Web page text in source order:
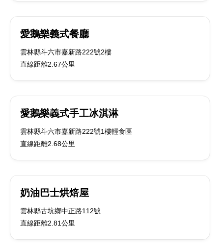
愛鵝樂義式餐廳
雲林縣斗六市嘉新路222號2樓
直線距離2.67公里
愛鵝樂義式手工冰淇淋
雲林縣斗六市嘉新路222號1樓輕食區
直線距離2.68公里
奶油巴士烘焙屋
雲林縣古坑鄉中正路112號
直線距離2.81公里